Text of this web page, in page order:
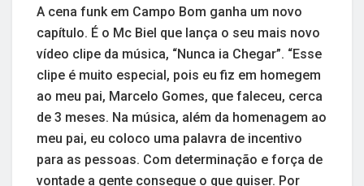
A cena funk em Campo Bom ganha um novo
capítulo. É o Mc Biel que lança o seu mais novo
vídeo clipe da música, “Nunca ia Chegar”. “Esse
clipe é muito especial, pois eu fiz em homegem
ao meu pai, Marcelo Gomes, que faleceu, cerca
de 3 meses. Na música, além da homenagem ao
meu pai, eu coloco uma palavra de incentivo
para as pessoas. Com determinação e força de
vontade a gente consegue o que quiser. Por